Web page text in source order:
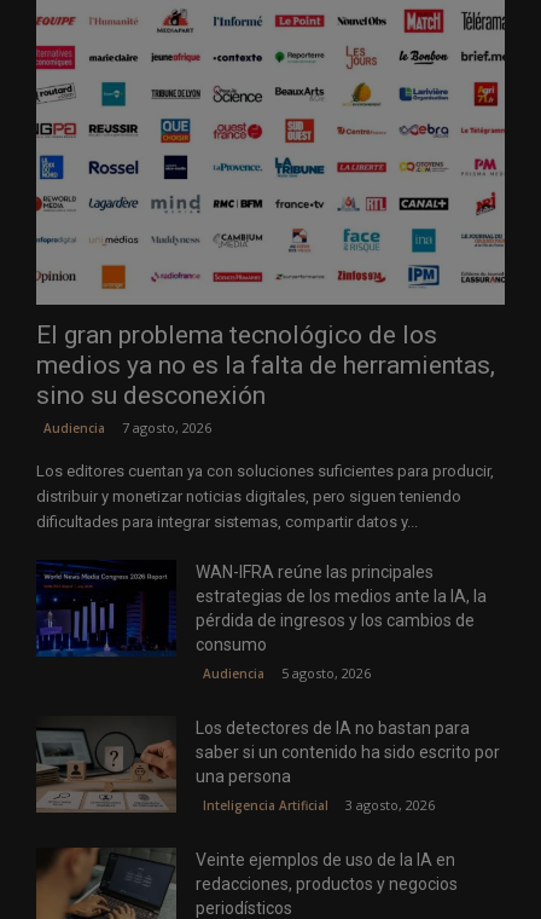
El gran problema tecnológico de los
medios ya no es la falta de herramientas,
sino su desconexión
Audiencia 7 agosto, 2026
Los editores cuentan ya con soluciones suficientes para producir,
distribuir y monetizar noticias digitales, pero siguen teniendo
dificultades para integrar sistemas, compartir datos y...
WAN-IFRA reúne las principales
estrategias de los medios ante la IA, la
pérdida de ingresos y los cambios de
consumo
Audiencia 5 agosto, 2026
Los detectores de IA no bastan para
saber si un contenido ha sido escrito por
una persona
Inteligencia Artificial 3 agosto, 2026
Veinte ejemplos de uso de la IA en
redacciones, productos y negocios
periodísticos